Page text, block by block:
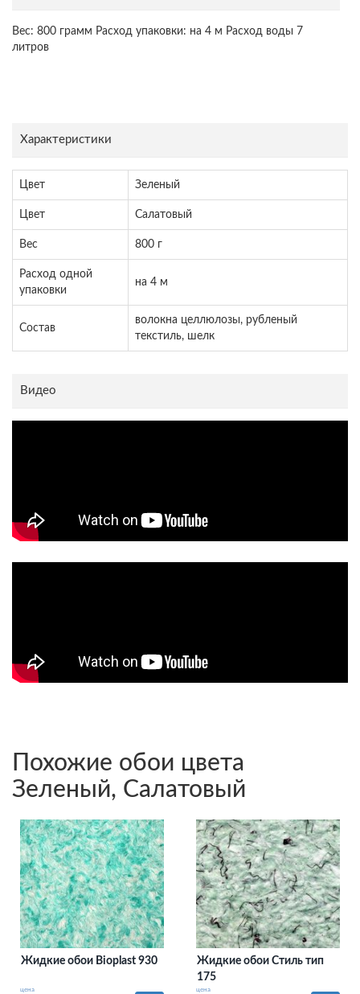
Вес: 800 грамм Расход упаковки: на 4 м Расход воды 7
литров
Характеристики
Цвет Зеленый
Цвет Салатовый
Вес 800 г
Расход одной
упаковки
на 4 м
Состав
волокна целлюлозы, рубленый
текстиль, шелк
Видео
Похожие обои цвета
Зеленый, Салатовый
Жидкие обои Bioplast 930
цена
Жидкие обои Стиль тип
175
цена